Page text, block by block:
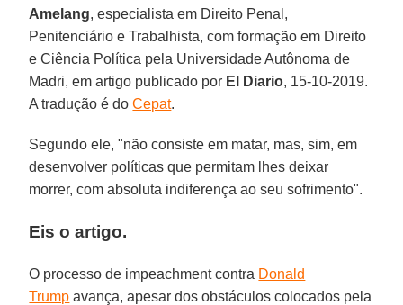
Amelang, especialista em Direito Penal,
Penitenciário e Trabalhista, com formação em Direito
e Ciência Política pela Universidade Autônoma de
Madri, em artigo publicado por El Diario, 15-10-2019.
A tradução é doCepat.
Segundo ele, "não consiste em matar, mas, sim, em
desenvolver políticas que permitam lhes deixar
morrer, com absoluta indiferença ao seu sofrimento".
Eis o artigo.
O processo de impeachment contra Donald
Trump avança, apesar dos obstáculos colocados pela